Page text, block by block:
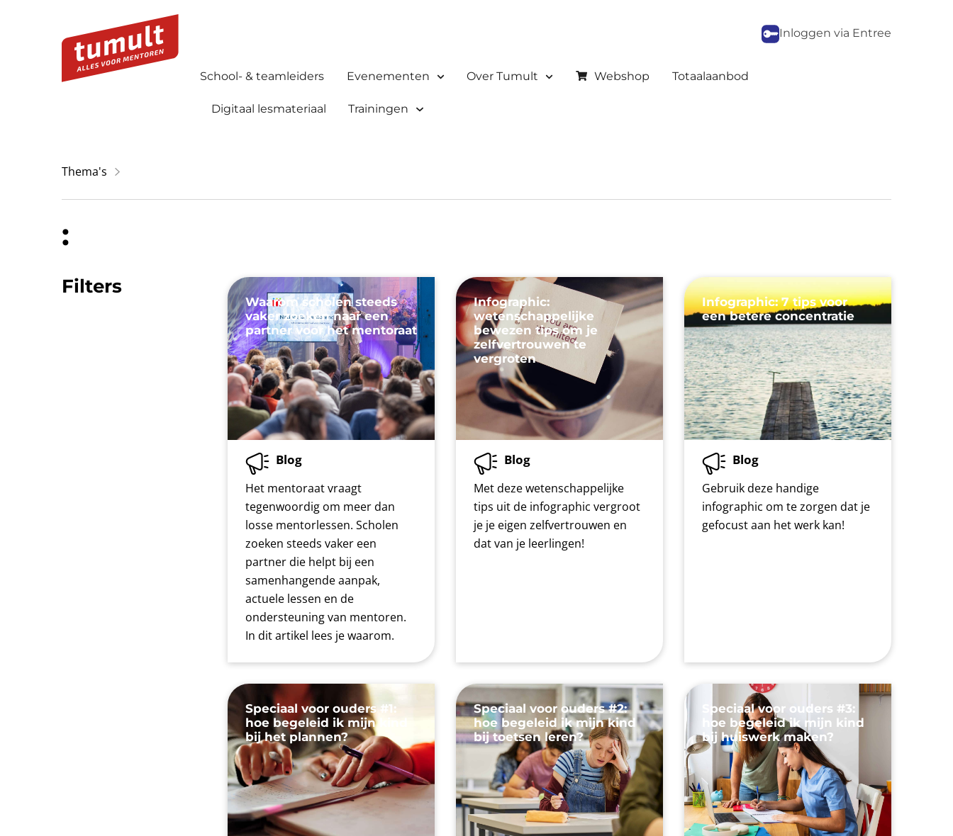
Inloggen via Entree
School- & teamleiders Evenementen Over Tumult Webshop Totaalaanbod
Digitaal lesmateriaal Trainingen
Thema's
:
Filters
Waarom scholen steeds
vaker zoeken naar een
partner voor het mentoraat
Blog
Het mentoraat vraagt
tegenwoordig om meer dan
losse mentorlessen. Scholen
zoeken steeds vaker een
partner die helpt bij een
samenhangende aanpak,
actuele lessen en de
ondersteuning van mentoren.
In dit artikel lees je waarom.
Infographic:
wetenschappelijke
bewezen tips om je
zelfvertrouwen te
vergroten
Blog
Met deze wetenschappelijke
tips uit de infographic vergroot
je je eigen zelfvertrouwen en
dat van je leerlingen!
Infographic: 7 tips voor
een betere concentratie
Blog
Gebruik deze handige
infographic om te zorgen dat je
gefocust aan het werk kan!
Speciaal voor ouders #1:
hoe begeleid ik mijn kind
bij het plannen?
Speciaal voor ouders #2:
hoe begeleid ik mijn kind
bij toetsen leren?
Speciaal voor ouders #3:
hoe begeleid ik mijn kind
bij huiswerk maken?